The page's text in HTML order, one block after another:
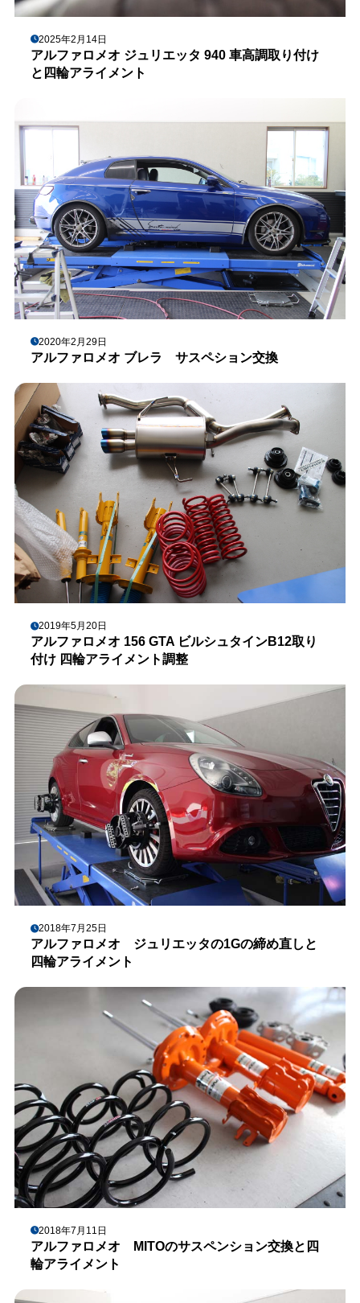
2025年2月14日
アルファロメオ ジュリエッタ 940 車高調取り付け
と四輪アライメント
2020年2月29日
アルファロメオ ブレラ サスペション交換
2019年5月20日
アルファロメオ 156 GTA ビルシュタインB12取り
付け 四輪アライメント調整
2018年7月25日
アルファロメオ ジュリエッタの1Gの締め直しと
四輪アライメント
2018年7月11日
アルファロメオ MITOのサスペンション交換と四
輪アライメント